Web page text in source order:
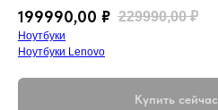
199990,00 ₽ 229990,00 ₽
Ноутбуки
Ноутбуки Lenovo
Купить сейчас